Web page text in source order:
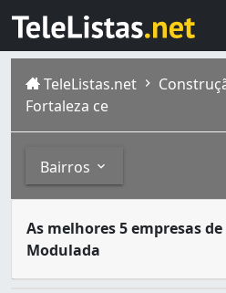
TeleListas.net
Fortaleza ce
Bairros
As melhores 5 empresas
Modulada
Fortaleza é a capital do